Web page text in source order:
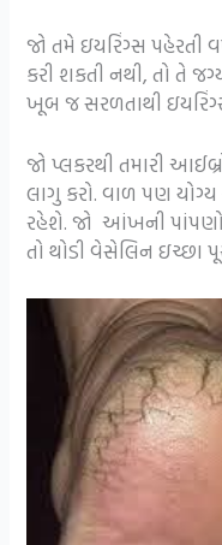
જો તમે ઇયરિંગ્સ પહેરતી
કરી શકતી નથી, તો તે
ખૂબ જ સરળતાથી
જો પ્લકરથી તમારી
લાગુ કરો. વાળ પણ
રહેશે. જો આંખની
તો થોડી વેસેલિન ઇચ્છા